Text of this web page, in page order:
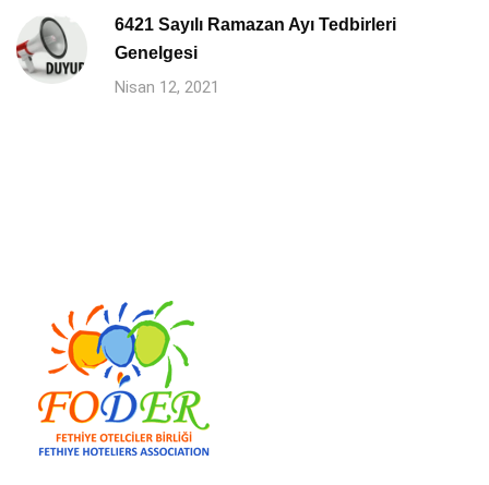
6421 Sayılı Ramazan Ayı Tedbirleri
Genelgesi
Nisan 12, 2021